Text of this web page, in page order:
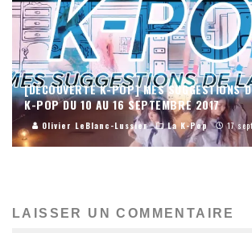
[DÉCOUVERTE K-POP] MES SUGGESTIONS
K-POP DU 10 AU 16 SEPTEMBRE 2017
Olivier LeBlanc-Lussier La K-Pop 17
LAISSER UN COMMENTAIRE